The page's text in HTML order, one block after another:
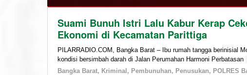
Barat,
Berita,
Hukum,
Kriminal,
Parittiga,
Pembunuhan
Suami Bunuh Istri Lalu Kabur Kerap
Ekonomi di Kecamatan Parittiga
PILARRADIO.COM, Bangka Barat – Ibu rumah tangga berinisial
kondisi bersimbah darah di Jalan Perumahan Harmoni Perbatasan
Bangka Barat, Kriminal , Pembunuhan, Penusukan, POLRES